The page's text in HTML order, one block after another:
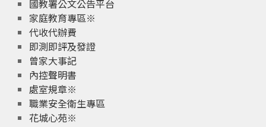
國教署公文公告平台
家庭教育專區※
代收代辦費
即測即評及發證
曾家大事記
內控聲明書
處室規章※
職業安全衛生專區
花城心苑※